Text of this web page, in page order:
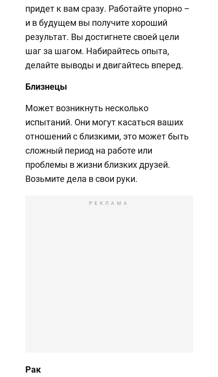
придет к вам сразу. Работайте упорно –
и в будущем вы получите хороший
результат. Вы достигнете своей цели
шаг за шагом. Набирайтесь опыта,
делайте выводы и двигайтесь вперед.
Близнецы
Может возникнуть несколько
испытаний. Они могут касаться ваших
отношений с близкими, это может быть
сложный период на работе или
проблемы в жизни близких друзей.
Возьмите дела в свои руки.
РЕКЛАМА
Рак